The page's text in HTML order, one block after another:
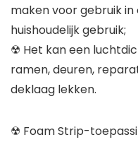
maken voor gebruik
huishoudelijk gebruik;
☢ Het kan een
ramen, deuren,
deklaag lekken.
☢ Foam Strip-